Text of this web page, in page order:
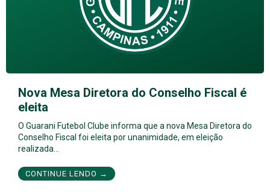
Nova Mesa Diretora do Conselho Fiscal é
eleita
O Guarani Futebol Clube informa que a nova Mesa Diretora do
Conselho Fiscal foi eleita por unanimidade, em eleição
realizada…
CONTINUE LENDO →